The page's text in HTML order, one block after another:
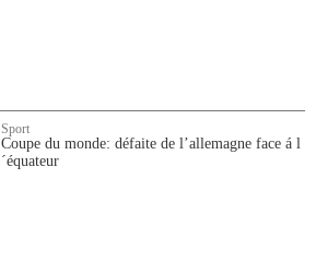
Sport
Coupe du monde: défaite de l’allemagne face á l
´équateur